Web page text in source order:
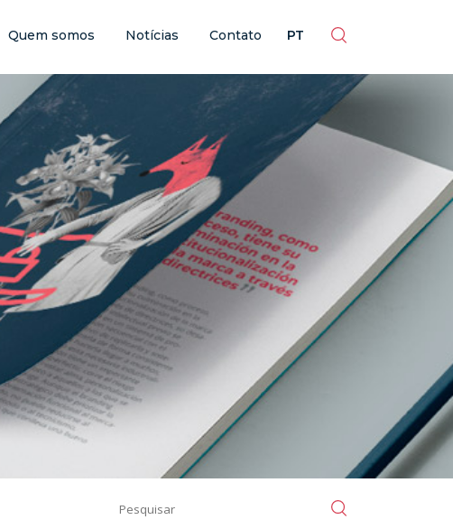
Quem somos Notícias Contato PT
ES EN BR PT